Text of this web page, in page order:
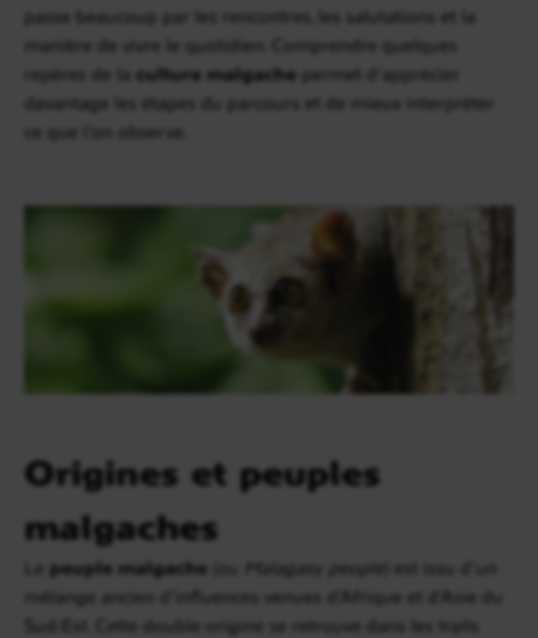
passe beaucoup par les rencontres, les salutations et la
manière de vivre le quotidien. Comprendre quelques
repères de la culture malgache permet d’apprécier
davantage les étapes du parcours et de mieux interpréter
ce que l’on observe.
Origines et peuples
malgaches
Le peuple malgache Malagasy people ) est issu d’un
mélange ancien d’influences venues d’Afrique et d’Asie du
Sud-Est. Cette double origine se retrouve dans les traits